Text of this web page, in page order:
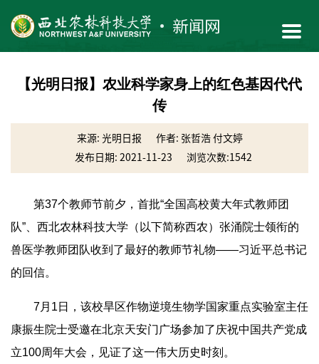
【光明日报】农业科学家身上的红色基因代代
传
来源: 光明日报
作者: 张哲浩 付文婷
发布日期: 2021-11-23
浏览次数:1542
第37个教师节前夕，首批“全国高校黄大年式教师团
队”、西北农林科技大学（以下简称西农）张涌院士领衔的
兽医学教师团队收到了最好的教师节礼物——习近平总书记
的回信。
7月1日，该校旱区作物逆境生物学国家重点实验室主任
康振生院士受邀在北京天安门广场参加了庆祝中国共产党成
立100周年大会，见证了这一伟大历史时刻。